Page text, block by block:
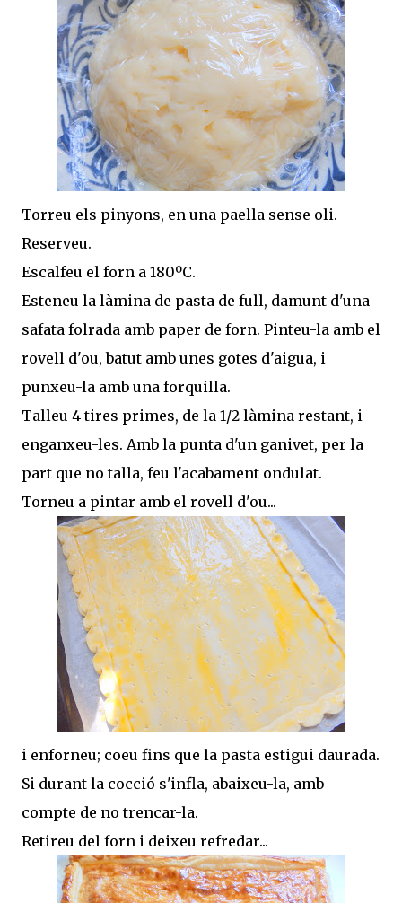
Torreu els pinyons, en una paella sense oli.
Reserveu.
Escalfeu el forn a 180ºC.
Esteneu la làmina de pasta de full, damunt d'una
safata folrada amb paper de forn. Pinteu-la amb el
rovell d'ou, batut amb unes gotes d'aigua, i
punxeu-la amb una forquilla.
Talleu 4 tires primes, de la 1/2 làmina restant, i
enganxeu-les. Amb la punta d'un ganivet, per la
part que no talla, feu l'acabament ondulat.
Torneu a pintar amb el rovell d'ou...
i enforneu; coeu fins que la pasta estigui daurada.
Si durant la cocció s'infla, abaixeu-la, amb
compte de no trencar-la.
Retireu del forn i deixeu refredar...